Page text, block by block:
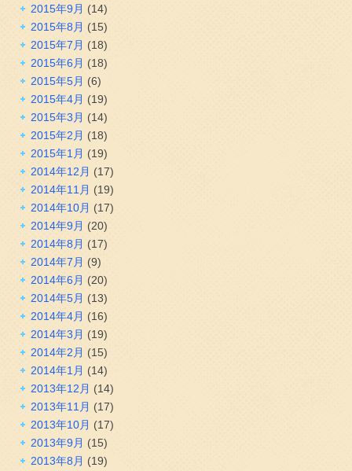
2015年9月 (14)
2015年8月 (15)
2015年7月 (18)
2015年6月 (18)
2015年5月 (6)
2015年4月 (19)
2015年3月 (14)
2015年2月 (18)
2015年1月 (19)
2014年12月 (17)
2014年11月 (19)
2014年10月 (17)
2014年9月 (20)
2014年8月 (17)
2014年7月 (9)
2014年6月 (20)
2014年5月 (13)
2014年4月 (16)
2014年3月 (19)
2014年2月 (15)
2014年1月 (14)
2013年12月 (14)
2013年11月 (17)
2013年10月 (17)
2013年9月 (15)
2013年8月 (19)